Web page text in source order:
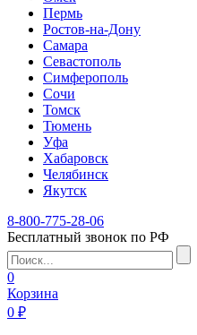
Пермь
Ростов-на-Дону
Самара
Севастополь
Симферополь
Сочи
Томск
Тюмень
Уфа
Хабаровск
Челябинск
Якутск
8-800-775-28-06
Бесплатный звонок по РФ
0
Корзина
0 ₽